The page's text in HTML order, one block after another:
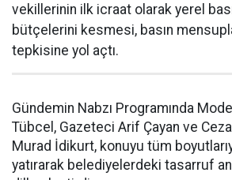
vekillerinin ilk icraat olarak yerel
bütçelerini kesmesi, basın
tepkisine yol açtı.
Gündemin Nabzı Programında
Tübcel, Gazeteci Arif Çayan ve
Murad İdikurt, konuyu tüm
yatırarak belediyelerdeki tasarruf